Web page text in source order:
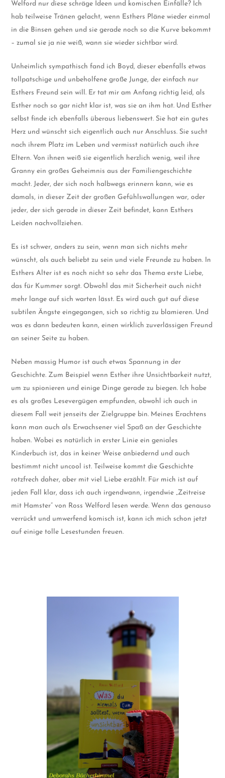
Welford nur diese schräge Ideen und komischen Einfälle? Ich
hab teilweise Tränen gelacht, wenn Esthers Pläne wieder einmal
in die Binsen gehen und sie gerade noch so die Kurve bekommt
– zumal sie ja nie weiß, wann sie wieder sichtbar wird.
Unheimlich sympathisch fand ich Boyd, dieser ebenfalls etwas
tollpatschige und unbeholfene große Junge, der einfach nur
Esthers Freund sein will. Er tat mir am Anfang richtig leid, als
Esther noch so gar nicht klar ist, was sie an ihm hat. Und Esther
selbst finde ich ebenfalls überaus liebenswert. Sie hat ein gutes
Herz und wünscht sich eigentlich auch nur Anschluss. Sie sucht
nach ihrem Platz im Leben und vermisst natürlich auch ihre
Eltern. Von ihnen weiß sie eigentlich herzlich wenig, weil ihre
Granny ein großes Geheimnis aus der Familiengeschichte
macht. Jeder, der sich noch halbwegs erinnern kann, wie es
damals, in dieser Zeit der großen Gefühlswallungen war, oder
jeder, der sich gerade in dieser Zeit befindet, kann Esthers
Leiden nachvollziehen.
Es ist schwer, anders zu sein, wenn man sich nichts mehr
wünscht, als auch beliebt zu sein und viele Freunde zu haben. In
Esthers Alter ist es noch nicht so sehr das Thema erste Liebe,
das für Kummer sorgt. Obwohl das mit Sicherheit auch nicht
mehr lange auf sich warten lässt. Es wird auch gut auf diese
subtilen Ängste eingegangen, sich so richtig zu blamieren. Und
was es dann bedeuten kann, einen wirklich zuverlässigen Freund
an seiner Seite zu haben.
Neben massig Humor ist auch etwas Spannung in der
Geschichte. Zum Beispiel wenn Esther ihre Unsichtbarkeit nutzt,
um zu spionieren und einige Dinge gerade zu biegen. Ich habe
es als großes Lesevergügen empfunden, obwohl ich auch in
diesem Fall weit jenseits der Zielgruppe bin. Meines Erachtens
kann man auch als Erwachsener viel Spaß an der Geschichte
haben. Wobei es natürlich in erster Linie ein geniales
Kinderbuch ist, das in keiner Weise anbiedernd und auch
bestimmt nicht uncool ist. Teilweise kommt die Geschichte
rotzfrech daher, aber mit viel Liebe erzählt. Für mich ist auf
jeden Fall klar, dass ich auch irgendwann, irgendwie „Zeitreise
mit Hamster“ von Ross Welford lesen werde. Wenn das genauso
verrückt und umwerfend komisch ist, kann ich mich schon jetzt
auf einige tolle Lesestunden freuen.